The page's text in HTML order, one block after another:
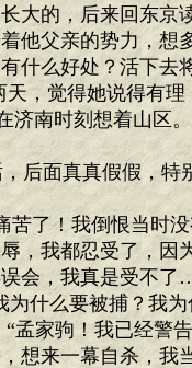
大的，后来回东京
他父亲的势力，想
什么好处？活下去
，觉得她说得有
济南时刻想着山区
面真真假假，特
了！我倒恨当时
，我都忍受了，因
会，我真是受不
为什么要被捕？我
家驹！我已经警告
想来一幕自杀，我